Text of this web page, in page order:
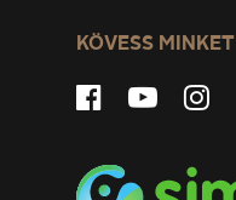
KÖVESS MINKET